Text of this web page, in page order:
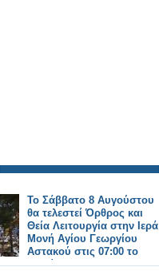
Το Σάββατο 8 Αυγούστου
θα τελεστεί Όρθρος και
Θεία Λειτουργία στην Ιερά
Μονή Αγίου Γεωργίου
Αστακού στις 07:00 το
πρωί.